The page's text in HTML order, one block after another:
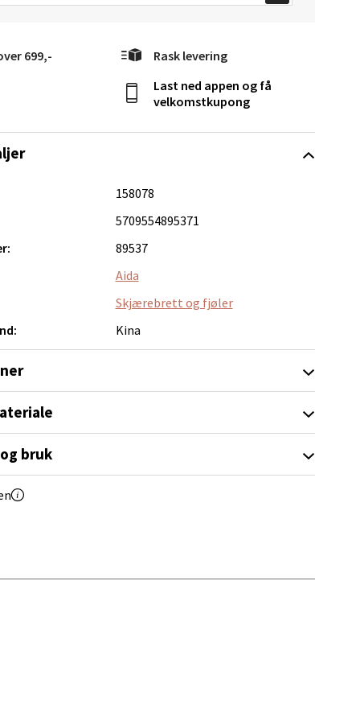
699,- Rask levering
Last ned appen og få
velkomstkupong
158078
5709554895371
89537
Aida
Skjærebrett og fjøler
Kina
bruk